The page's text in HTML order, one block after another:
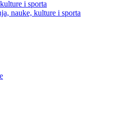
i sporta
nauke, kulture i sporta